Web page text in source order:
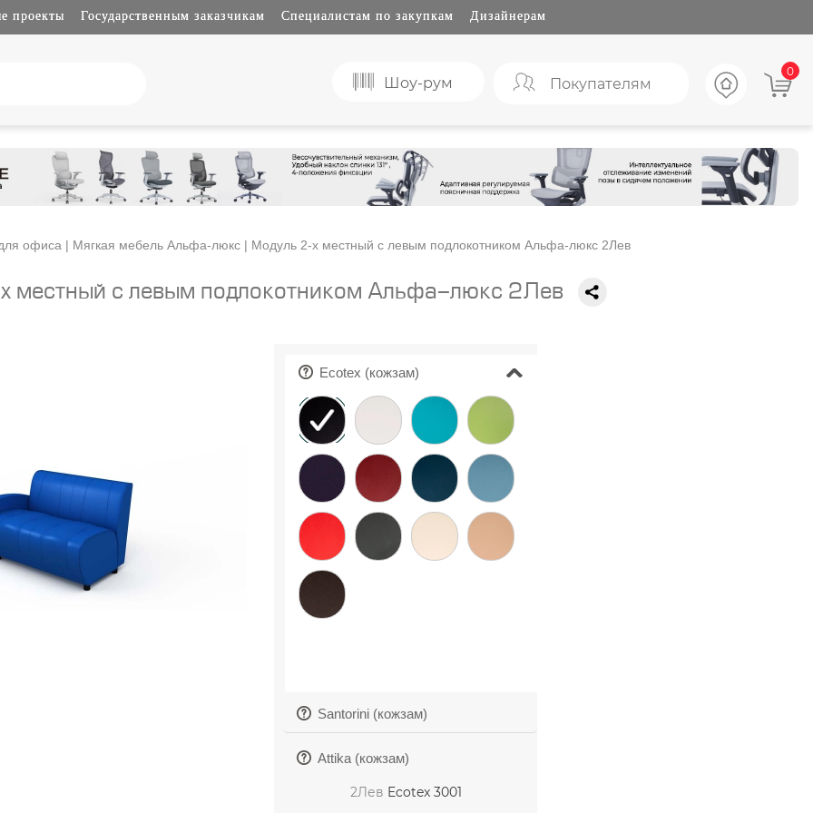
проекты Государственным заказчикам Специалистам по закупкам Дизайнерам
0
Покупателям
Шоу-рум
офиса | Мягкая мебель Альфа-люкс | Модуль 2-х местный с левым подлокотником Альфа-люкс 2Лев
местный с левым подлокотником Альфа-люкс 2Лев
Ecotex (кожзам)
Santorini (кожзам)
Attika (кожзам)
2Лев Ecotex 3001